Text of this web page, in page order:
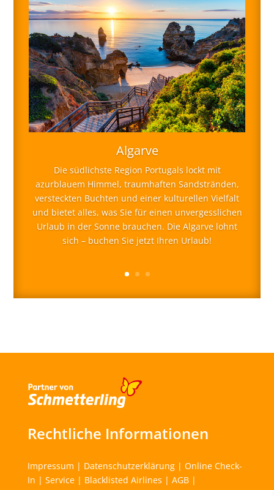
Algarve
Die südlichste Region Portugals lockt mit
azurblauem Himmel, traumhaften Sandstränden,
versteckten Buchten und einer kulturellen Vielfalt
und bietet alles, was Sie für einen unvergesslichen
Urlaub in der Sonne brauchen. Die Algarve lohnt
sich – buchen Sie jetzt Ihren Urlaub!
Rechtliche Informationen
Impressum | Datenschutzerklärung| Online Check-
In | Service| Blacklisted Airlines | AGB|